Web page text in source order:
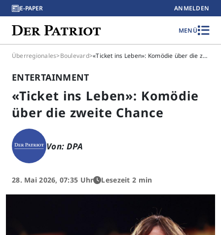
E-PAPER ANMELDEN
MENÜ
Überregionales>Boulevard> «Ticket ins Leben»: Komödie über die zweite Chance
ENTERTAINMENT
«Ticket ins Leben»: Komödie
über die zweite Chance
Von: DPA
28. Mai 2026, 07:35 Uhr Lesezeit 2 min